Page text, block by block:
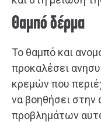
Θαμπό δέρμα
Το θαμπό και
προκαλέσει
κρεμών που
να βοηθήσει
προβλημάτων